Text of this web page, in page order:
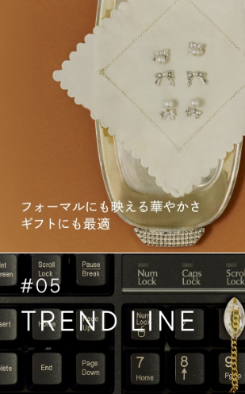
そ
と
彩
る
ュ
リ
ー
と。
く、
ニ
ア
ス。
由
に
選
ん
つ
け